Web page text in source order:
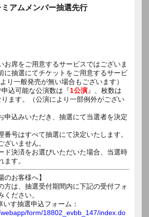
アムメンバー抽選先行
お席をご用意するサービスではございま
に抽選にてチケットをご用意するサービ
り一般発売が無い場合もございます）
申込可能な公演数は『1公演』、枚数は
ます。（公演により一部例外がござい
申込みいただき、抽選にて当選者を決定
番号はすべて抽選にて決定いたします。
ざいません。
ド決済をお選びいただいた場合、当選時
ます。
のお客様へ】
方は、抽選受付期間内に下記の受付フォ
ください。
いす抽選申込フォーム：
form/18802_evbb_147/index.do